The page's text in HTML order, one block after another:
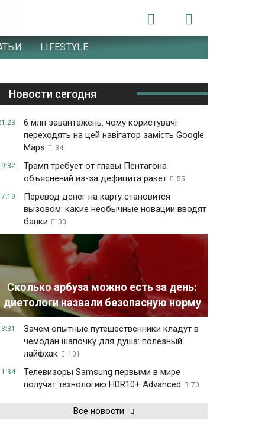
LIFESTYLE
Новости сегодня
6 млн завантажень: чому користувачі
переходять на цей навігатор замість Google
Maps
34
Трамп требует от главы Пентагона
объяснений из-за дефицита ракет
55
Перевод денег на карту становится
вызовом: какие необычные новации вводят
банки
30
Сколько арбуза можно есть за день:
диетологи назвали безопасную норму
Зачем опытные путешественники кладут в
чемодан шапочку для душа: полезный
лайфхак
101
Телевизоры Samsung первыми в мире
получат технологию HDR10+ Advanced
70
Все новости